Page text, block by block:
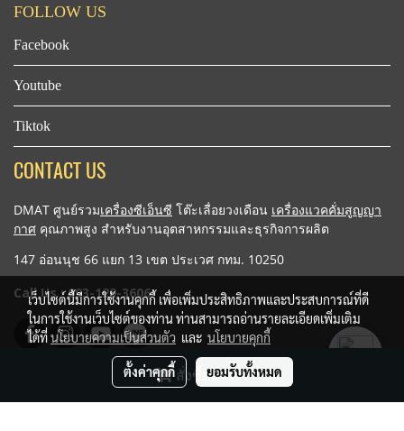
สั่งซื้อสินค้า
FOLLOW US
Facebook
Youtube
Tiktok
CONTACT US
DMAT ศูนย์รวมเครื่องซีเอ็นซี โต๊ะเลื่อยวงเดือน เครื่องแวคคั่มสูญญา
กาศ คุณภาพสูง สำหรับงานอุตสาหกรรมและธุรกิจการผลิต
147 อ่อนนุช 66 แยก 13 เขต ประเวศ กทม. 10250
Call Us :093-129-3606
เว็บไซต์นี้มีการใช้งานคุกกี้ เพื่อเพิ่มประสิทธิภาพและประสบการณ์ที่ดี
ในการใช้งานเว็บไซต์ของท่าน ท่านสามารถอ่านรายละเอียดเพิ่มเติม
ได้ที่นโยบายความเป็นส่วนตัว และ นโยบายคุกกี้
ตั้งค่าคุกกี้ ยอมรับทั้งหมด